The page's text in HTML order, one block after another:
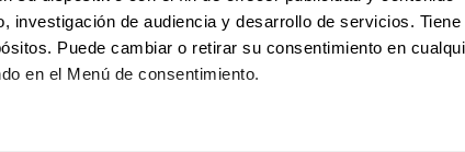
investigación de audiencia y desarrollo de servicios. Tiene
Puede cambiar o retirar su consentimiento en
en el Menú de consentimiento.
en la península ibérica. En Portugal la subida fue del 22%
del 7,4%, 3,8% y 2,5%, respectivamente.
22 GWh con esta tecnología. Ese mismo día, en Francia, a
se espera que en la tercera semana de junio la producción